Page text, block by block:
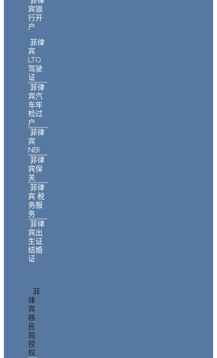
宾银
行开
户
菲律
宾
LTO
驾驶
证
菲律
宾汽
车年
检过
户
菲律
宾
NBI
菲律
宾保
关
菲律
宾 税
务服
务
菲律
宾出
生证
结婚
证
菲
律
宾
移
民
局
授
权